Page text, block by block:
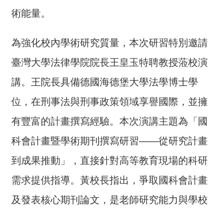
政
訊
息
遞
主
題
服
務
互
交
流
術能量。
為強化校內學術研究質量，本次研習特別邀請
臺灣大學法律學院院長王皇玉特聘教授蒞校演
講。王院長具備德國海德堡大學法學博士學
位，在刑事法與刑事政策領域享譽國際，並擁
有豐富的計畫撰寫經驗。本次演講主題為「國
科會計畫暨學術期刊撰寫研習——從研究計畫
到成果推動」，直接針對高等教育現場的科研
需求提供指導。黃校長指出，爭取國科會計畫
及發表核心期刊論文，是老師研究能力與學校